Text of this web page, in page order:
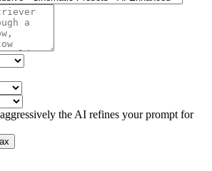
the AI refines your prompt for